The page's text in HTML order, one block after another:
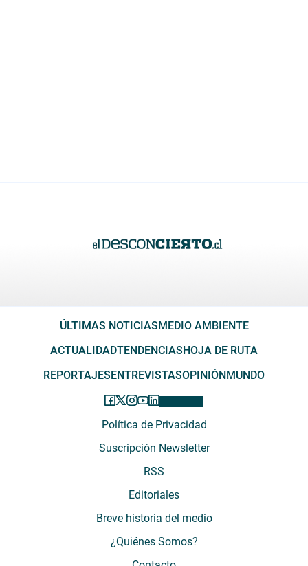
ÚLTIMAS NOTICIASMEDIO AMBIENTE
ACTUALIDADTENDENCIASHOJA DE RUTA
REPORTAJESENTREVISTASOPINIÓNMUNDO
Política de Privacidad
Suscripción Newsletter
RSS
Editoriales
Breve historia del medio
¿Quiénes Somos?